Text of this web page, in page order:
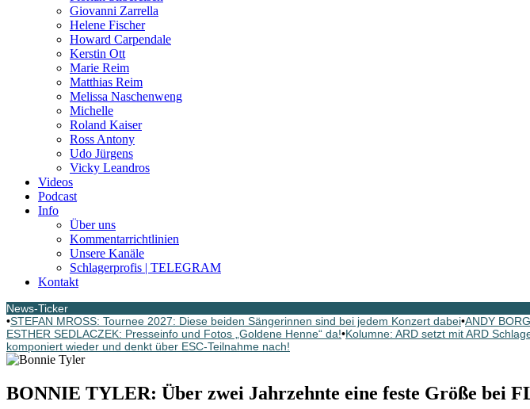
Giovanni Zarrella
Helene Fischer
Howard Carpendale
Kerstin Ott
Marie Reim
Matthias Reim
Melissa Naschenweng
Michelle
Roland Kaiser
Ross Antony
Udo Jürgens
Vicky Leandros
Videos
Podcast
Info
Über uns
Kommentarrichtlinien
Unsere Kanäle
Schlagerprofis | TELEGRAM
Kontakt
News-Ticker
•STEFAN MROSS: Tournee 2027: Diese beiden Sängerinnen sind bei jedem Konzert dabei•ANDY
ESTHER SEDLACZEK: Presseinfo und Fotos „Goldene Henne“ da!•Kolumne: ARD setzt mit ARD
komponiert wieder und denkt über ESC-Teilnahme nach!
BONNIE TYLER: Über zwei Jahrzehnte eine feste Größe bei